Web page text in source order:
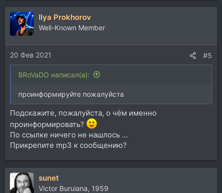
Ilya Prokhorov
Well-Known Member
20 Фев 2021 #5
BRoVaDO написал(а):
проинформируйте пожалуйста
Подскажите, пожалуйста, о чём именно
проинформировать?
По ссылке ничего не нашлось ...
Прикрепите mp3 к сообщению?
sunet
Victor Buruiana, 1959